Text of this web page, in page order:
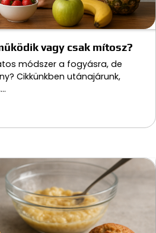
vagy csak mítosz?
módszer a fogyásra, de
Cikkünkben utánajárunk,